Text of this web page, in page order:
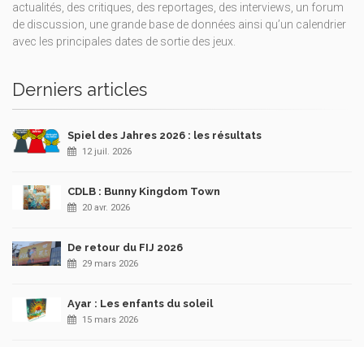
actualités, des critiques, des reportages, des interviews, un forum
de discussion, une grande base de données ainsi qu’un calendrier
avec les principales dates de sortie des jeux.
Derniers articles
Spiel des Jahres 2026 : les résultats
12 juil. 2026
CDLB : Bunny Kingdom Town
20 avr. 2026
De retour du FIJ 2026
29 mars 2026
Ayar : Les enfants du soleil
15 mars 2026